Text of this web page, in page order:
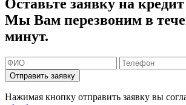
Оставьте заявку на кредит
Мы Вам перезвоним в
минут.
Отправить заявку
Нажимая кнопку отправить заявку вы